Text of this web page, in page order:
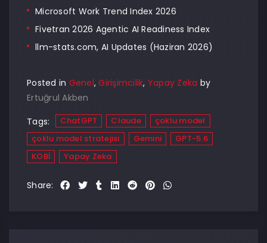
Microsoft Work Trend Index 2026
Fivetran 2026 Agentic AI Readiness Index
llm-stats.com, AI Updates (Haziran 2026)
Posted in Genel,Girişimcilik, Yapay Zeka by
Ertuğrul Akben
Tags:
ChatGPT Claude
çoklu model
çoklu model stratejisi
Gemini
GPT-5.6
KOBİ
Yapay Zeka
Share: